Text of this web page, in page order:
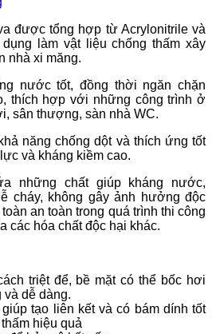
được tổng hợp từ Acrylonitrile và
làm vật liệu chống thấm xây
nhà xi măng.
nước tốt, đồng thời ngăn chặn
thích hợp với những công trình ở
sân thượng, sàn nhà WC.
năng chống dột và thích ứng tốt
và kháng kiềm cao.
những chất giúp kháng nước,
cháy, không gây ảnh hưởng độc
an toàn trong quá trình thi công
các hóa chất độc hại khác.
triệt để, bề mặt có thể bốc hơi
dễ dàng.
tạo liên kết và có bám dính tốt
hiệu quả